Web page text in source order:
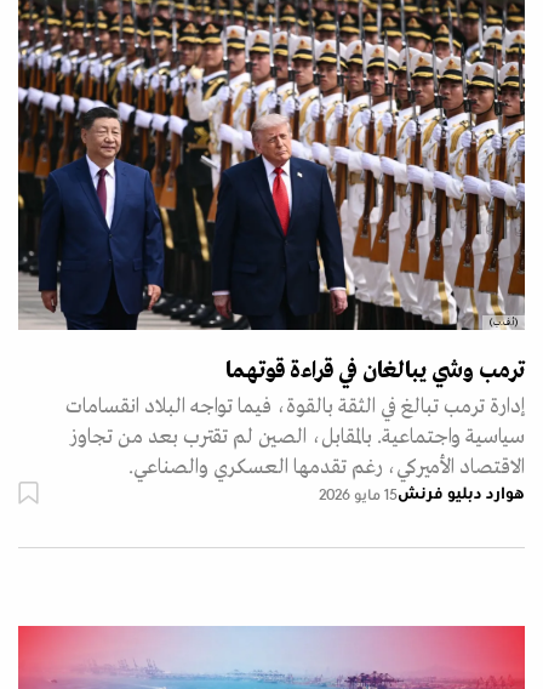
(أ.ف.ب)
ترمب وشي يبالغان في قراءة قوتهما
إدارة ترمب تبالغ في الثقة بالقوة، فيما تواجه البلاد انقسامات
سياسية واجتماعية. بالمقابل، الصين لم تقترب بعد من تجاوز
الاقتصاد الأميركي، رغم تقدمها العسكري والصناعي.
هوارد دبليو فرنش15 مايو 2026